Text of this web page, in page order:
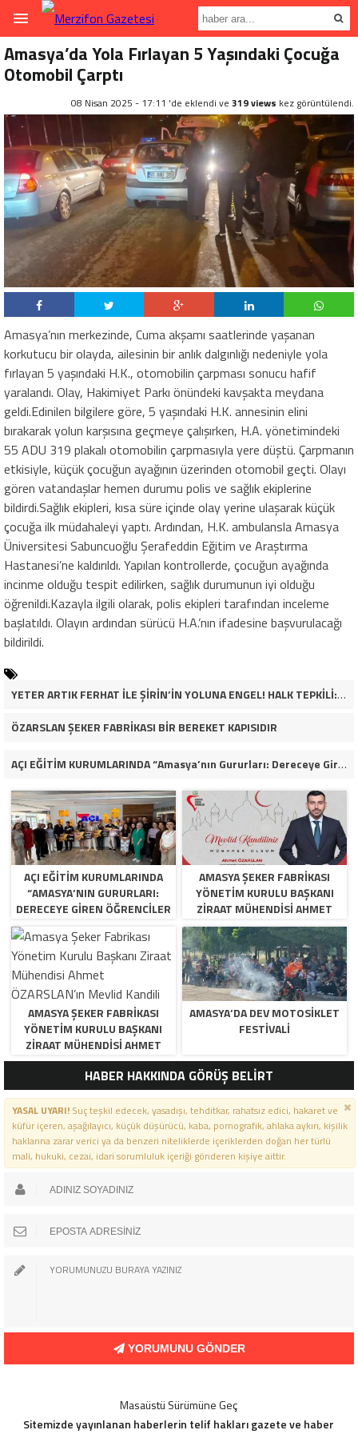
Amasya’da Yola Fırlayan 5 Yaşındaki Çocuğa
Otomobil Çarptı
08 Nisan 2025 - 17:11 'de eklendi ve 319 views kez görüntülendi.
Amasya’nın merkezinde, Cuma akşamı saatlerinde yaşanan
korkutucu bir olayda, ailesinin bir anlık dalgınlığı nedeniyle yola
fırlayan 5 yaşındaki H.K., otomobilin çarpması sonucu hafif
yaralandı. Olay, Hakimiyet Parkı önündeki kavşakta meydana
geldi.Edinilen bilgilere göre, 5 yaşındaki H.K. annesinin elini
bırakarak yolun karşısına geçmeye çalışırken, H.A. yönetimindeki
55 ADU 319 plakalı otomobilin çarpmasıyla yere düştü. Çarpmanın
etkisiyle, küçük çocuğun ayağının üzerinden otomobil geçti. Olayı
gören vatandaşlar hemen durumu polis ve sağlık ekiplerine
bildirdi.Sağlık ekipleri, kısa süre içinde olay yerine ulaşarak küçük
çocuğa ilk müdahaleyi yaptı. Ardından, H.K. ambulansla Amasya
Üniversitesi Sabuncuoğlu Şerafeddin Eğitim ve Araştırma
Hastanesi’ne kaldırıldı. Yapılan kontrollerde, çocuğun ayağında
incinme olduğu tespit edilirken, sağlık durumunun iyi olduğu
öğrenildi.Kazayla ilgili olarak, polis ekipleri tarafından inceleme
başlatıldı. Olayın ardından sürücü H.A.’nın ifadesine başvurulacağı
bildirildi.
YETER ARTIK FERHAT İLE ŞİRİN’İN YOLUNA ENGEL! HALK TEPKİLİ: “YOLU KAPATMAK ÇÖZÜM DEĞİL, GÖREVİNİ YAP!”
ÖZARSLAN ŞEKER FABRİKASI BİR BEREKET KAPISIDIR
AÇI EĞİTİM KURUMLARINDA “Amasya’nın Gururları: Dereceye Giren Öğrenciler İçin Anlamlı Tören”
AÇI EĞİTİM KURUMLARINDA
“AMASYA’NIN GURURLARI:
DERECEYE GIREN ÖĞRENCILER
AMASYA ŞEKER FABRIKASI
YÖNETIM KURULU BAŞKANI
ZIRAAT MÜHENDISI AHMET
ÖZARSLAN’IN MEVLID KANDILI
MESAJI
AMASYA ŞEKER FABRIKASI
YÖNETIM KURULU BAŞKANI
ZIRAAT MÜHENDISI AHMET
ÖZARSLAN’IN MEVLID KANDILI
MESAJI
AMASYA’DA DEV MOTOSIKLET
FESTIVALI
HABER HAKKINDA GÖRÜŞ BELİRT
YASAL UYARI!Suç teşkil edecek, yasadışı, tehditkar, rahatsız edici, hakaret ve
küfür içeren, aşağılayıcı, küçük düşürücü, kaba, pornografik, ahlaka aykırı, kişilik
haklarına zarar verici ya da benzeri niteliklerde içeriklerden doğan her türlü
mali, hukuki, cezai, idari sorumluluk içeriği gönderen kişiye aittir.
YORUMUNU GÖNDER
Masaüstü Sürümüne Geç
Sitemizde yayınlanan haberlerin telif hakları gazete ve haber